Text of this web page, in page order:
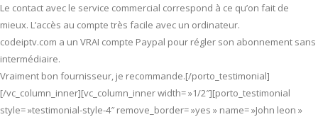
Le contact avec le service commercial correspond à ce qu’on fait de
mieux. L’accès au compte très facile avec un ordinateur.
codeiptv.com a un VRAI compte Paypal pour régler son abonnement sans
intermédiaire.
Vraiment bon fournisseur, je recommande.[/porto_testimonial]
[/vc_column_inner][vc_column_inner width= »1/2″][porto_testimonial
style= »testimonial-style-4″ remove_border= »yes » name= »John leon »